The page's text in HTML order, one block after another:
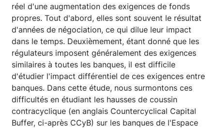
réel d'une augmentation des exigences de fonds
propres. Tout d'abord, elles sont souvent le résultat
d'années de négociation, ce qui dilue leur impact
dans le temps. Deuxièmement, étant donné que les
régulateurs imposent généralement des exigences
similaires à toutes les banques, il est difficile
d'étudier l'impact différentiel de ces exigences entre
banques. Dans cette étude, nous surmontons ces
difficultés en étudiant les hausses de coussin
contracyclique (en anglais Countercyclical Capital
Buffer, ci-après CCyB) sur les banques de l'Espace